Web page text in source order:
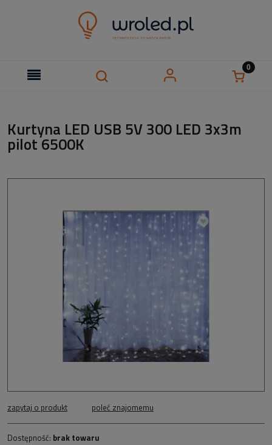
Kurtyna LED USB 5V 300 LED 3x3m
pilot 6500K
zapytaj o produkt poleć znajomemu
Dostępność: brak towaru